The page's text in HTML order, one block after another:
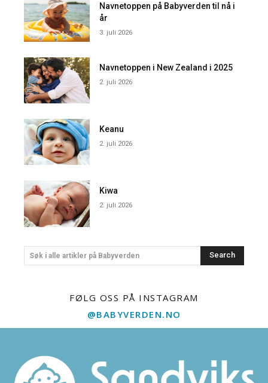
Navnetoppen på Babyverden til nå i
år
3. juli 2026
Navnetoppen i New Zealand i 2025
2. juli 2026
Keanu
2. juli 2026
Kiwa
2. juli 2026
Søk i alle artikler på Babyverden Search
FØLG OSS PÅ INSTAGRAM
@BABYVERDEN.NO